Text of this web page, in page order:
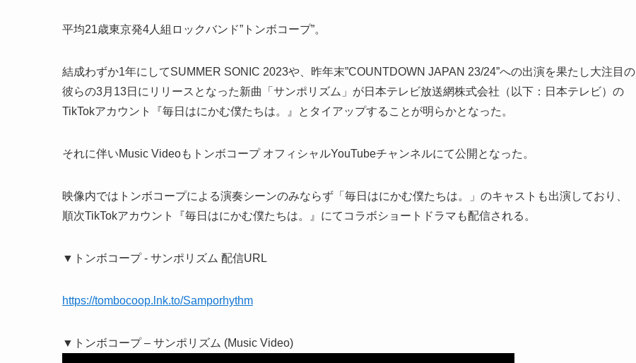
平均21歳東京発4人組ロックバンド”トンボコープ”。
結成わずか1年にしてSUMMER SONIC 2023や、昨年末”COUNTDOWN JAPAN 23/24”への出演を果たし大注目の
彼らの3月13日にリリースとなった新曲「サンポリズム」が日本テレビ放送網株式会社（以下：日本テレビ）の
TikTokアカウント『毎日はにかむ僕たちは。』とタイアップすることが明らかとなった。
それに伴いMusic Videoもトンボコープ オフィシャルYouTubeチャンネルにて公開となった。
映像内ではトンボコープによる演奏シーンのみならず「毎日はにかむ僕たちは。」のキャストも出演しており、
順次TikTokアカウント『毎日はにかむ僕たちは。』にてコラボショートドラマも配信される。
▼トンボコープ - サンポリズム 配信URL
https://tombocoop.lnk.to/Samporhythm
▼トンボコープ – サンポリズム (Music Video)